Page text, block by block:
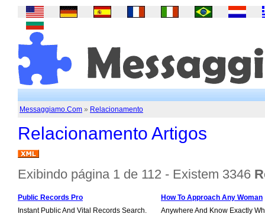
Messaggiamo.Com » Relacionamento
Relacionamento Artigos
Exibindo página 1 de 112 - Existem 3346
Public Records Pro
Instant Public And Vital Records Search.
How To Approach Any Woman
Anywhere And Know Exactly